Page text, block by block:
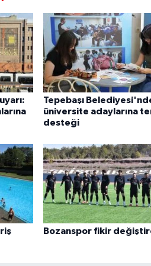
Tepebaşı
üniversite adaylarına
desteği
Bozanspor fikir